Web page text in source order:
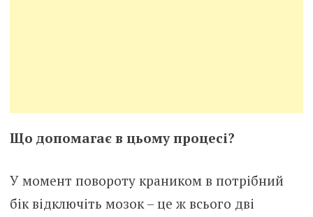
Що допомагає в цьому процесі?
У момент повороту краником в потрібний
бік відключіть мозок – це ж всього дві